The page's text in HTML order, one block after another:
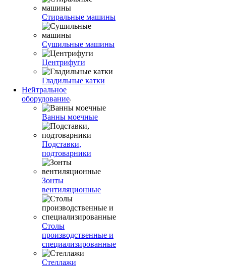
Стиральные машины
Сушильные машины
Центрифуги
Гладильные катки
Нейтральное
оборудование
Ванны моечные
Подставки,
подтоварники
Зонты
вентиляционные
Столы
производственные и
специализированные
Стеллажи